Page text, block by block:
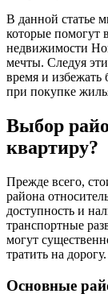
В данной статье
которые помогут
недвижимости
мечты. Следуя
время и
при покупке
Выбор
квартиру?
Прежде всего,
района
доступность и
транспортные
могут
тратить на дорогу.
Основные